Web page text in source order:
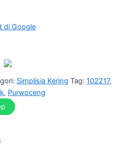
di Google
Simplisia Kering Tag: 102217,
, Purwoceng